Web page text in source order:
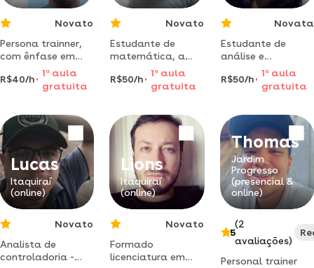
Novato
Persona trainner,
com ênfase em
treinamento
funcional,
musculacao, auto
esportes coletivos.
R$40/h
1 aaula
gratuita
Novato
Estudante de
matemática, a
procura de
pessoas
interessadas em
verdade
R$50/h
1 a aula
gratuita
Novata
Estudante de
análise e
desenvolvimento
de sistemas dá
informática e
algoritmo
R$50/h
1 aaula
gratuita
Lucas
Itaquiraí
(online)
Novato
Analista de
controladoria -
Lions
Itaquiraí
(online)
Novato
Formado
licenciatura em
Thomas
Jardim
Progresso
(presencial &
online)
5
(2
avaliações)
Personal trainer